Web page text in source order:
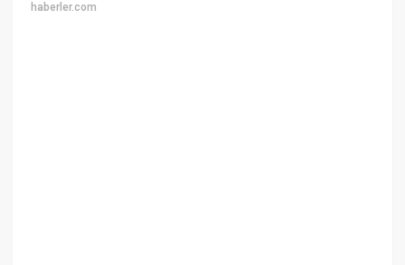
haberler.com